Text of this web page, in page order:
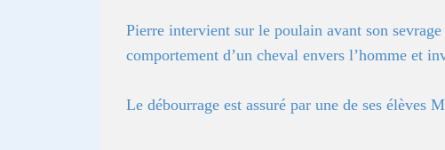
Pierre intervient sur le poulain avant son
comportement d’un cheval envers l’homme et
Le débourrage est assuré par une de ses élèves